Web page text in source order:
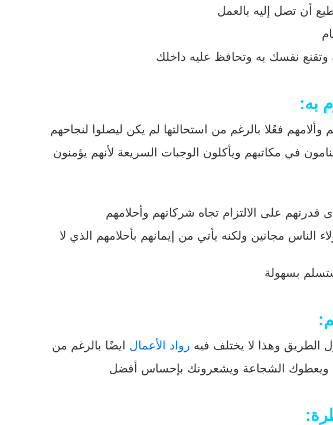
أن تصل إليه بالعمل
نفسك به وتحافظ عليه داخلك
في مكاتبهم ويأكلون الوجبات السريعة لأنهم يؤمنون
على الالتزام تجاه شركاتهم وأحلامهم
مجانين ولكنه يأتي من إيمانهم بأحلامهم الذي لا
بسهولة
الطريق وهذا لا يختلف فيه رواد الأعمال ايضًا بالرغم من
ويعطوك الشجاعة ويشعرونك بإحساس أفضل